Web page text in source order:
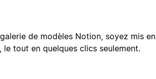
de modèles Notion, soyez mis en
le tout en quelques clics seulement.